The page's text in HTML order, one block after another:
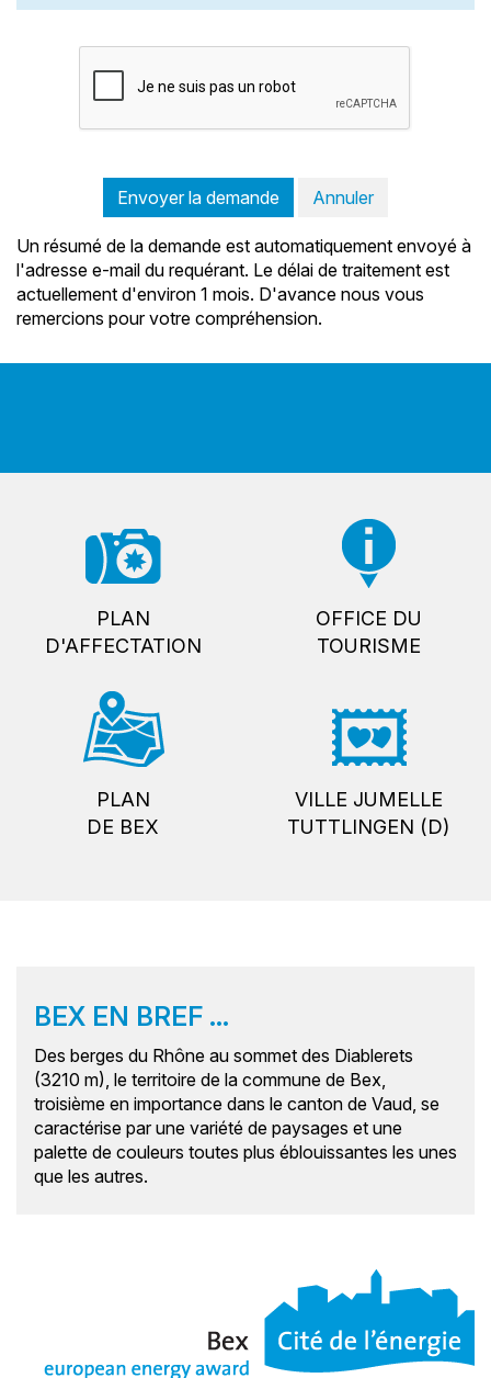
Envoyer la demande Annuler
Un résumé de la demande est automatiquement envoyé à
l'adresse e-mail du requérant. Le délai de traitement est
actuellement d'environ 1 mois. D'avance nous vous
remercions pour votre compréhension.
PLAN
D'AFFECTATION
OFFICE DU
TOURISME
PLAN
DE BEX
VILLE JUMELLE
TUTTLINGEN (D)
BEX EN BREF ...
Des berges du Rhône au sommet des Diablerets
(3210 m), le territoire de la commune de Bex,
troisième en importance dans le canton de Vaud, se
caractérise par une variété de paysages et une
palette de couleurs toutes plus éblouissantes les unes
que les autres.